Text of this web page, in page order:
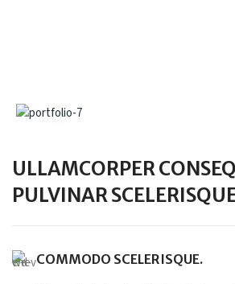
ULLAMCORPER
PULVINAR
COMMODO SCELERISQUE.